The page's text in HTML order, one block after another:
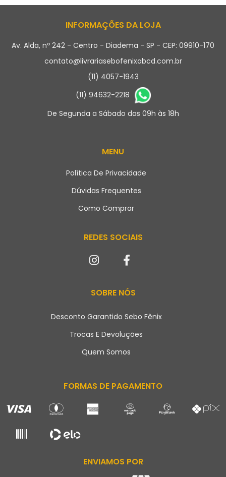
INFORMAÇÕES DA LOJA
Av. Alda, nº 242 - Centro - Diadema - SP - CEP: 09910-170
contato@livrariasebofenixabcd.com.br
(11) 4057-1943
(11) 94632-2218
De Segunda a Sábado das 09h às 18h
MENU
Política De Privacidade
Dúvidas Frequentes
Como Comprar
REDES SOCIAIS
SOBRE NÓS
Desconto Garantido Sebo Fênix
Trocas E Devoluções
Quem Somos
FORMAS DE PAGAMENTO
ENVIAMOS POR